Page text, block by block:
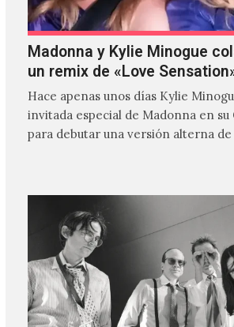
Madonna y Kylie Minogue
un remix de «Love
Hace apenas unos días Kylie
invitada especial de Madonna en su
para debutar una versión alterna